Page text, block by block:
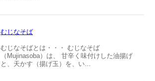
むじなそば
むじなそばとは・・・ むじなそば
（Mujinasoba）は、 甘辛く味付けした油揚げ
と、天かす（揚げ玉）を、い...